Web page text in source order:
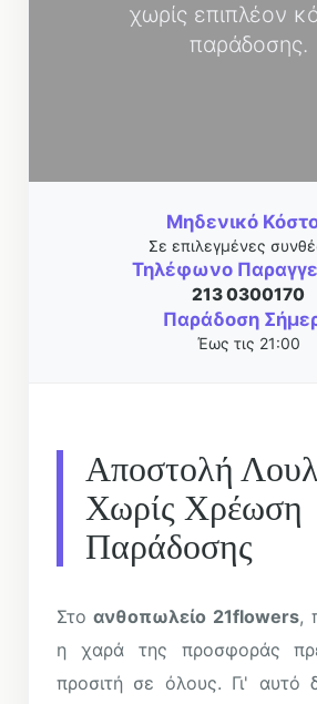
χωρίς επιπλέον
παράδοσης.
Μηδενικό
Σε επιλεγμένες
Τηλέφωνο
213 0300170
Παράδοση
Έως τις 21:00
Αποστολή
Χωρίς Χρέωση
Παράδοσης
Στοανθοπωλείο 21flowers,
η χαρά της προσφοράς
προσιτή σε όλους. Γι' αυτό